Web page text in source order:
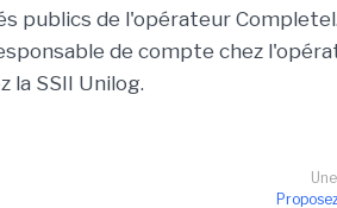
publics de l'opérateur
de compte chez
la SSII Unilog.